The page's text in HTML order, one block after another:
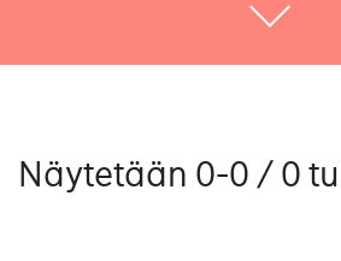
Näytetään 0-0 / 0